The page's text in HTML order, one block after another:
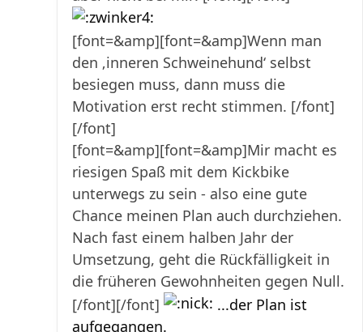
[font=&amp][font=&amp]Wenn man
den ‚inneren Schweinehund‘ selbst
besiegen muss, dann muss die
Motivation erst recht stimmen. [/font]
[/font]
[font=&amp][font=&amp]Mir macht es
riesigen Spaß mit dem Kickbike
unterwegs zu sein - also eine gute
Chance meinen Plan auch durchziehen.
Nach fast einem halben Jahr der
Umsetzung, geht die Rückfälligkeit in
die früheren Gewohnheiten gegen Null.
[/font][/font]
...der Plan ist
aufgegangen.